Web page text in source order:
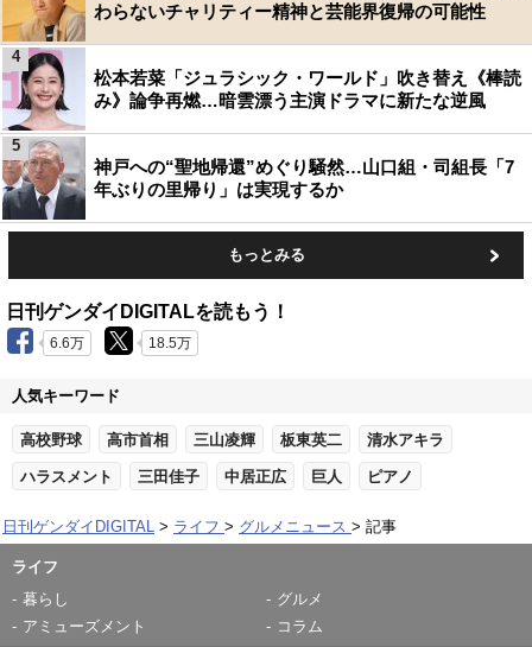
わらないチャリティー精神と芸能界復帰の可能性
松本若菜「ジュラシック・ワールド」吹き替え《棒読
み》論争再燃…暗雲漂う主演ドラマに新たな逆風
4
神戸への“聖地帰還”めぐり騒然…山口組・司組長「7
年ぶりの里帰り」は実現するか
5
もっとみる
日刊ゲンダイDIGITALを読もう！
6.6万 18.5万
人気キーワード
高校野球 高市首相 三山凌輝 板東英二 清水アキラ
ハラスメント 三田佳子 中居正広 巨人 ピアノ
日刊ゲンダイDIGITAL ライフ グルメニュース 記事
ライフ
暮らし
グルメ
アミューズメント
コラム